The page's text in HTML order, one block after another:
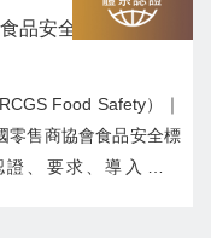
品安全
Food Safety）｜
零售商協會食品安全標
、要求、導入指南